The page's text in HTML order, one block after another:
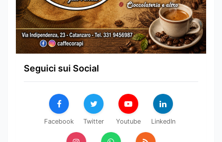
Seguici sui Social
Facebook Twitter Youtube LinkedIn